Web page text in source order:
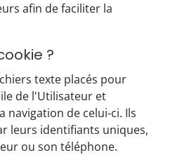
afin de faciliter la
?
texte placés pour
de l'Utilisateur et
de celui-ci. Ils
leurs identifiants uniques,
ou son téléphone.